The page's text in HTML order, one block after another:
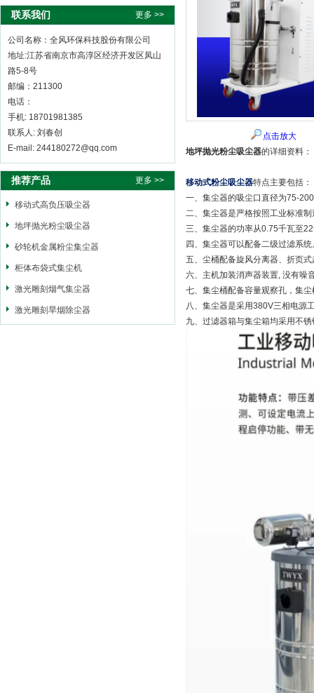
联系我们 更多 >>
公司名称：全风环保科技股份有限公司
地址:江苏省南京市高淳区经济开发区凤山
路5-8号
邮编：211300
电话：
手机: 18701981385
联系人: 刘春创
E-mail: 244180272@qq.com
推荐产品 更多 >>
移动式高负压吸尘器
地坪抛光粉尘吸尘器
砂轮机金属粉尘集尘器
柜体布袋式集尘机
激光雕刻烟气集尘器
激光雕刻旱烟除尘器
点击放大
地坪抛光粉尘吸尘器的详细资料：
移动式粉尘吸尘器特点主要包括：
一、集尘器的吸尘口直径为75-
二、集尘器是严格按照工业标准
三、集尘器的功率从0.75千瓦至
四、集尘器可以配备二级过滤系统
五、尘桶配备旋风分离器、折页
六、主机加装消声器装置, 没有噪
七、集尘桶配备容量观察孔，集
八、集尘器是采用380V三相电源
九、过滤器箱与集尘箱均采用不